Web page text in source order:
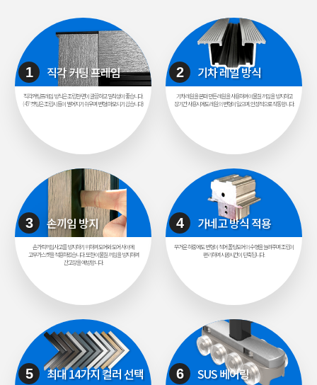
1 직각 커팅 프레임
직각커팅프레임 방식은 조립한 면이 깔끔하고 밀착성이 좋습니다.
(45° 컷팅은 조립시 틈이 벌어지기 쉬우며 변형, 마모되기 쉽습니다)
2 기차 레일 방식
기차 레일을 본떠 만든 레일을 사용하여 이물질 끼임을 방지하고
장기간 사용시에도 레일의 변형이 없으며, 안정적으로 작동합니다.
3 손끼임 방지
손가락끼임사고를 방지하기 위하여 도어와 도어 사이에
고무가스켓을 적용하였습니다. 또한 이물질 끼임을 방지하여
잔고장을 예방합니다.
4 가네고 방식 적용
무거운 하중에도 변형이 적어 폴딩도어의 수명을 늘려주며 조립이
편리하여 시공시간이 단축됩니다.
5 최대 14가지 컬러 선택 6 SUS 베어링